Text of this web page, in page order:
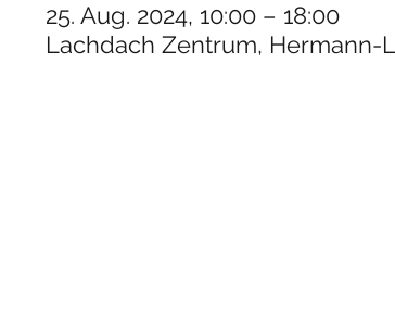
25. Aug. 2024, 10:00 – 18:00
Lachdach Zentrum, Hermann-